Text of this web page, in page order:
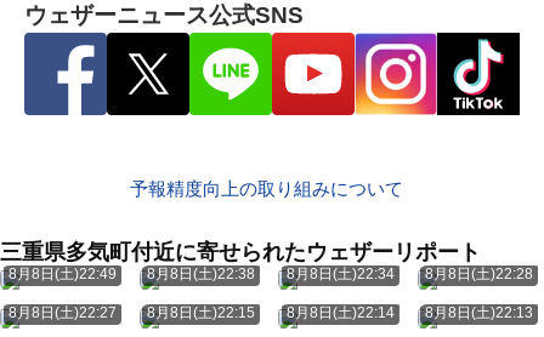
ウェザーニュース公式SNS
予報精度向上の取り組みについて
三重県多気町付近に寄せられたウェザーリポート
8月8日(土)22:49 8月8日(土)22:38 8月8日(土)22:34 8月8日(土)22:28
8月8日(土)22:27 8月8日(土)22:15 8月8日(土)22:14 8月8日(土)22:13